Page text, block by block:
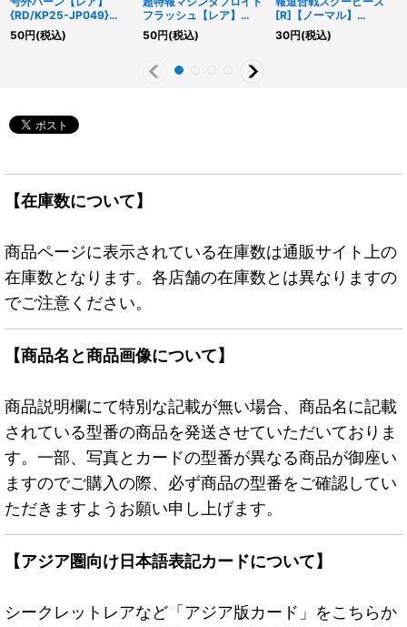
{RD/KP25-JP049}
《RD魔法》
50円(税込)
フラッシュ【レア】
{RD/KP25-JP014}
《RDモンスター》
50円(税込)
[R]【ノーマル】
{RD/KP25-JP009}
《RDモンスター》
30円(税込)
【在庫数について】
商品ページに表示されている在庫数は通販サイト上の
在庫数となります。各店舗の在庫数とは異なりますの
でご注意ください。
【商品名と商品画像について】
商品説明欄にて特別な記載が無い場合、商品名に記載
されている型番の商品を発送させていただいておりま
す。一部、写真とカードの型番が異なる商品が御座い
ますのでご購入の際、必ず商品の型番をご確認してい
ただきますようお願い申し上げます。
【アジア圏向け日本語表記カードについて】
シークレットレアなど「アジア版カード」をこちらか